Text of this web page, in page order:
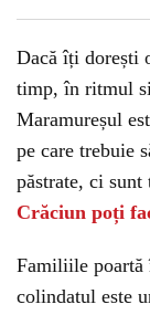
Dacă îți dorești
timp, în ritmul
Maramureșul
pe care trebuie
păstrate, ci
Crăciun poți
Familiile poartă
colindatul este